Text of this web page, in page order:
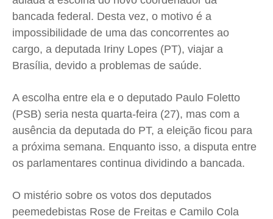
Direitos
Economia
Cultura
Colunas
Caetano Roque
Gustavo Bastos
Jr Mignone (in memorian)
Wanda Sily
Direitos
Economia
Cultura
Colunas
Caetano Roque
Gustavo Bastos
Jr Mignone (in memorian)
Wanda Sily
Direitos
Economia
Cultura
Colunas
Caetano Roque
Gustavo Bastos
Jr Mignone (in memorian)
Wanda Sily
Direitos
Economia
Cultura
Colunas
Caetano Roque
Gustavo Bastos
Jr Mignone (in memorian)
Wanda Sily
bancada federal. Desta vez, o motivo é a
impossibilidade de uma das concorrentes ao
cargo, a deputada Iriny Lopes (PT), viajar a
Brasília, devido a problemas de saúde.
A escolha entre ela e o deputado Paulo Foletto
(PSB) seria nesta quarta-feira (27), mas com a
ausência da deputada do PT, a eleição ficou para
a próxima semana. Enquanto isso, a disputa entre
os parlamentares continua dividindo a bancada.
O mistério sobre os votos dos deputados
peemedebistas Rose de Freitas e Camilo Cola